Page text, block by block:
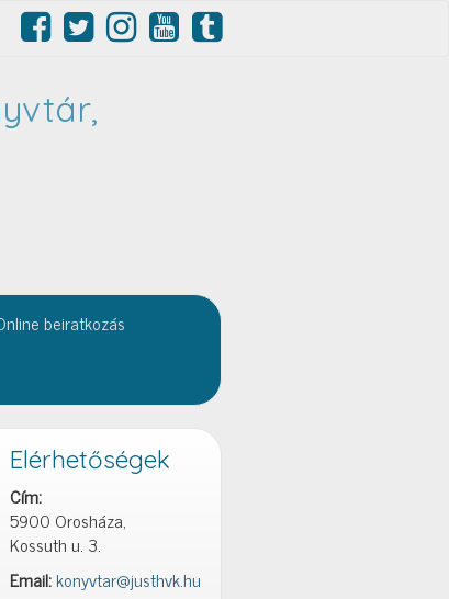
beiratkozás
Elérhetőségek
Cím:
5900 Orosháza,
Kossuth u. 3.
Email:konyvtar@justhvk.hu